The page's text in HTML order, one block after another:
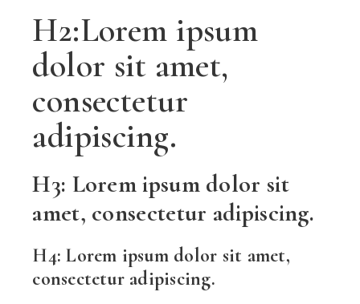
H2:Lorem ipsum
dolor sit amet,
consectetur
adipiscing.
H3: Lorem ipsum dolor sit
amet, consectetur adipiscing.
H4: Lorem ipsum dolor sit amet,
consectetur adipiscing.